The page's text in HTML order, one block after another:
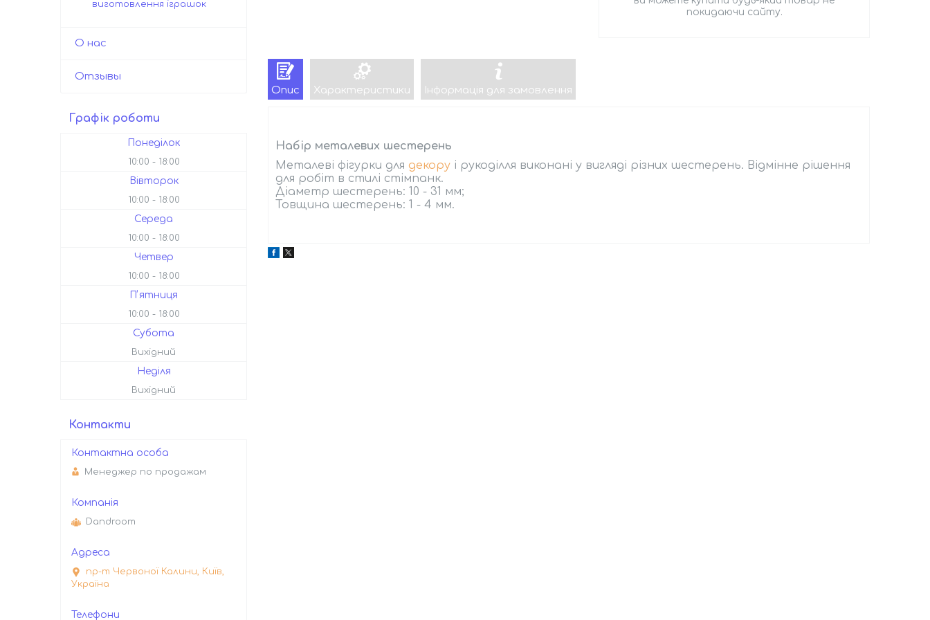
покидаючи сайту.
Опис Характеристики Інформація для замовлення
Набір металевих шестерень
Металеві фігурки для декору і рукоділля виконані у вигляді різних шестерень. Відмінне рішення
для робіт в стилі стімпанк.
Діаметр шестерень: 10 - 31 мм;
Товщина шестерень: 1 - 4 мм.
виготовлення іграшок
О нас
Отзывы
Графік роботи
Понеділок
10:00 18:00
Вівторок
10:00 18:00
Середа
10:00 18:00
Четвер
10:00 18:00
Пʼятниця
10:00 18:00
Субота
Вихідний
Неділя
Вихідний
Контакти
Менеджер по продажам
Dandroom
пр-т Червоної Калини, Київ,
Україна